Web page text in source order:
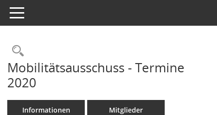
Toggle navigation
Rechercheauswahl
Mobilitätsausschuss - Termine
2020
Informationen Mitglieder